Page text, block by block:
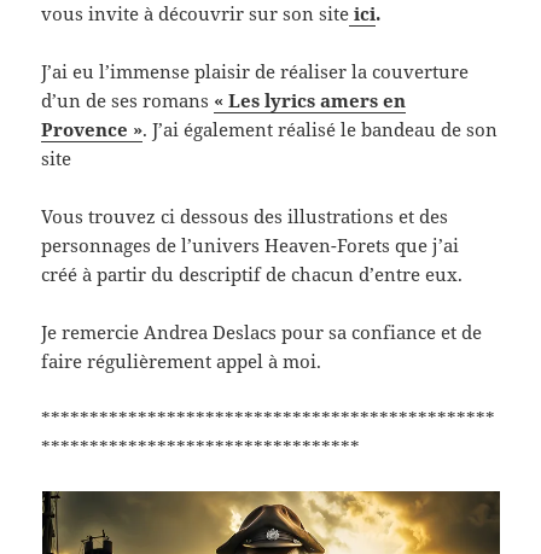
vous invite à découvrir sur son site ici.
J’ai eu l’immense plaisir de réaliser la couverture
d’un de ses romans « Les lyrics amers en
Provence ». J’ai également réalisé le bandeau de son
site
Vous trouvez ci dessous des illustrations et des
personnages de l’univers Heaven-Forets que j’ai
créé à partir du descriptif de chacun d’entre eux.
Je remercie Andrea Deslacs pour sa confiance et de
faire régulièrement appel à moi.
***********************************************
*********************************